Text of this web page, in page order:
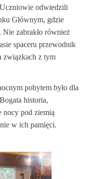
odwiedzili
Głównym, gdzie
zabrakło również
spaceru przewodnik
związkach z tym
pobytem było dla
historia,
nocy pod ziemią
w ich pamięci.